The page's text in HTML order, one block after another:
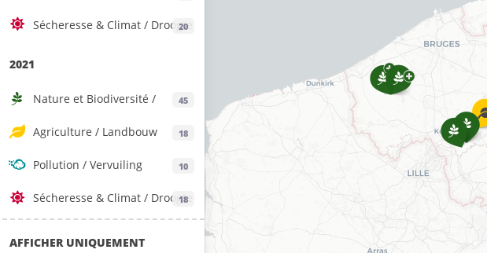
Sécheresse & Climat / Droogte
& Klimaat
20
2021
Nature et Biodiversité /
Natuur & Biodiversiteit
45
Agriculture / Landbouw 18
Pollution / Vervuiling 10
Sécheresse & Climat / Droogte
18
AFFICHER UNIQUEMENT